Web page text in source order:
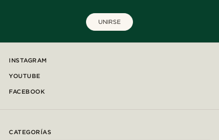
UNIRSE
INSTAGRAM
YOUTUBE
FACEBOOK
CATEGORÍAS